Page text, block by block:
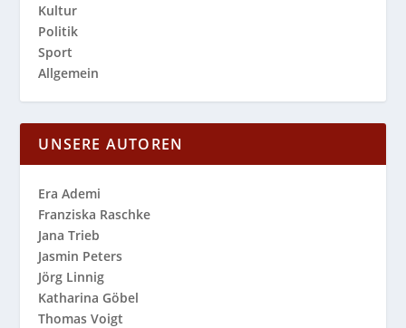
Kultur
Politik
Sport
Allgemein
UNSERE AUTOREN
Era Ademi
Franziska Raschke
Jana Trieb
Jasmin Peters
Jörg Linnig
Katharina Göbel
Thomas Voigt